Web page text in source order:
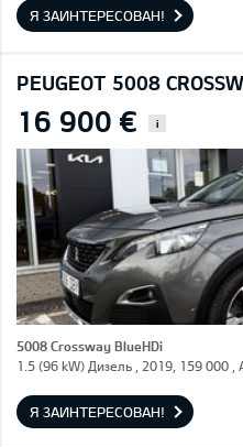
Я ЗАИНТЕРЕСОВАН!
PEUGEOT 5008
16 900 € i
5008 Crossway BlueHDi
1.5 (96 kW) Дизель , 2019, 159 000 ,
Я ЗАИНТЕРЕСОВАН!